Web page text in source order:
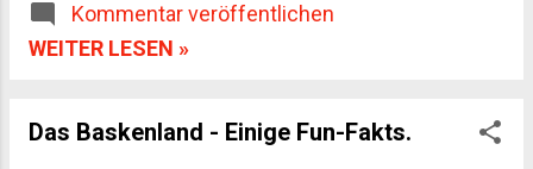
beliebten Köstlichkeiten hinaus. In den ländlichen
Regionen und abseits der touristischen Pfade
bekannten, aber ebenso traditionellen
Kommentar veröffentlichen
WEITER LESEN »
Das Baskenland - Einige Fun-Fakts.